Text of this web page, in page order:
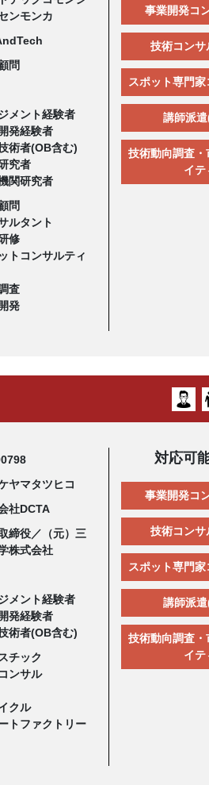
ンモンカ
問
メント経験者
発経験者
術者(OB含む)
究者
関研究者
問
ルタント
修
トコンサルティ
査
発
事業開発コ
技術コン
スポット専門
講師派
技術動向調査・
イテ
ヤマタツヒコ
社DCTA
締役／（元）三
株式会社
メント経験者
発経験者
術者(OB含む)
チック
ンサル
クル
トファクトリー
対応可
事業開発コ
技術コン
スポット専門
講師派
技術動向調査・
イテ